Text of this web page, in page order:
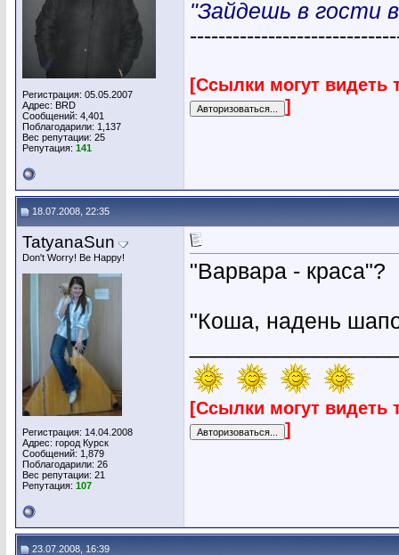
Регистрация: 05.05.2007
Адрес: BRD
Сообщений: 4,401
Поблагодарили: 1,137
Вес репутации: 25
Репутация: 141
"Зайдешь в гости
[Ссылки могут видеть
]
18.07.2008, 22:35
TatyanaSun
Don't Worry! Be Happy!
Регистрация: 14.04.2008
Адрес: город Курск
Сообщений: 1,879
Поблагодарили: 26
Вес репутации: 21
Репутация: 107
"Варвара - краса"?
"Коша, надень
[Ссылки могут видеть
]
23.07.2008, 16:39